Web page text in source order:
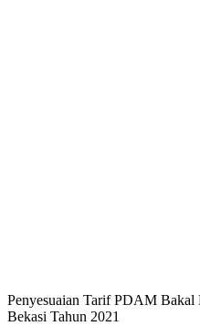
Penyesuaian Tarif PDAM
Bekasi Tahun 2021